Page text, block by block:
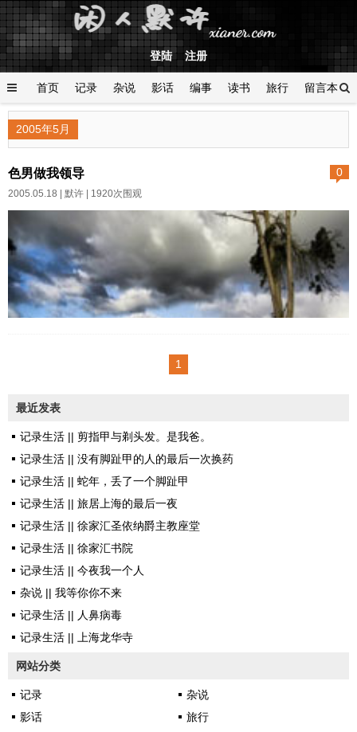
登陆 注册
首页 记录 杂说 影话 编事 读书 旅行 留言本
登陆
2005年5月
0
色男做我领导
2005.05.18 | 默许 | 1920次围观
色大门。 你以后就跟着他。
一排木质沙发。一盆龟背竹，叶
片葱茏肥大。隔不远的窗下，不
用猜，是我的办公桌，比大的那
是紫檀色。 我转脸看住甄
1
最近发表
记录生活 || 剪指甲与剃头发。是我爸。
记录生活 || 没有脚趾甲的人的最后一次换药
记录生活 || 蛇年，丢了一个脚趾甲
记录生活 || 旅居上海的最后一夜
记录生活 || 徐家汇圣依纳爵主教座堂
记录生活 || 徐家汇书院
记录生活 || 今夜我一个人
杂说 || 我等你你不来
记录生活 || 人鼻病毒
记录生活 || 上海龙华寺
网站分类
记录
杂说
影话
旅行